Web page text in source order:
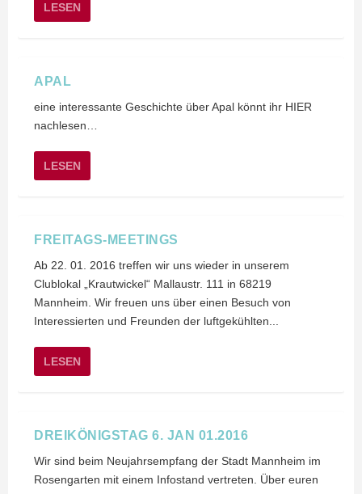
LESEN
APAL
eine interessante Geschichte über Apal könnt ihr HIER
nachlesen…
LESEN
FREITAGS-MEETINGS
Ab 22. 01. 2016 treffen wir uns wieder in unserem
Clublokal „Krautwickel“ Mallaustr. 111 in 68219
Mannheim. Wir freuen uns über einen Besuch von
Interessierten und Freunden der luftgekühlten...
LESEN
DREIKÖNIGSTAG 6. JAN 01.2016
Wir sind beim Neujahrsempfang der Stadt Mannheim im
Rosengarten mit einem Infostand vertreten. Über euren